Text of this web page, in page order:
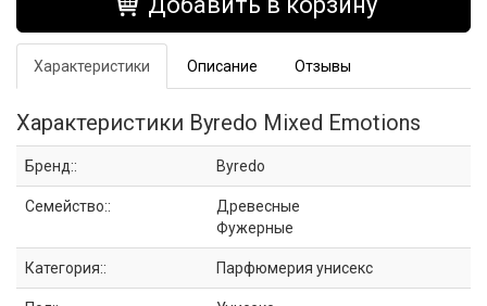
Характеристики Описание Отзывы
Характеристики Byredo Mixed Emotions
Бренд:: Byredo
Семейство::
Древесные
Фужерные
Категория:: Парфюмерия унисекс